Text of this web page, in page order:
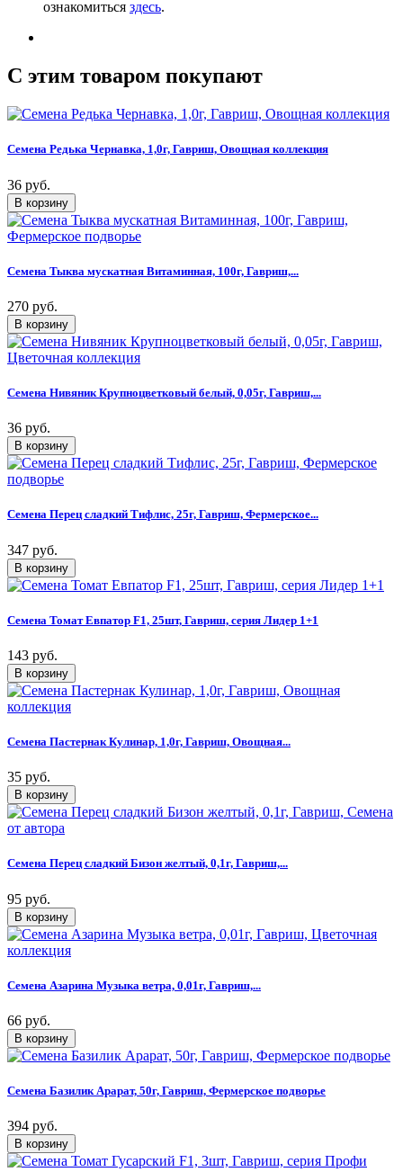
ознакомиться здесь.
C этим товаром покупают
Семена Редька Чернавка, 1,0г, Гавриш, Овощная коллекция
36 руб.
Семена Тыква мускатная Витаминная, 100г, Гавриш,...
270 руб.
Семена Нивяник Крупноцветковый белый, 0,05г, Гавриш,...
36 руб.
Семена Перец сладкий Тифлис, 25г, Гавриш, Фермерское...
347 руб.
Семена Томат Евпатор F1, 25шт, Гавриш, серия Лидер 1+1
143 руб.
Семена Пастернак Кулинар, 1,0г, Гавриш, Овощная...
35 руб.
Семена Перец сладкий Бизон желтый, 0,1г, Гавриш,...
95 руб.
Семена Азарина Музыка ветра, 0,01г, Гавриш,...
66 руб.
Семена Базилик Арарат, 50г, Гавриш, Фермерское подворье
394 руб.